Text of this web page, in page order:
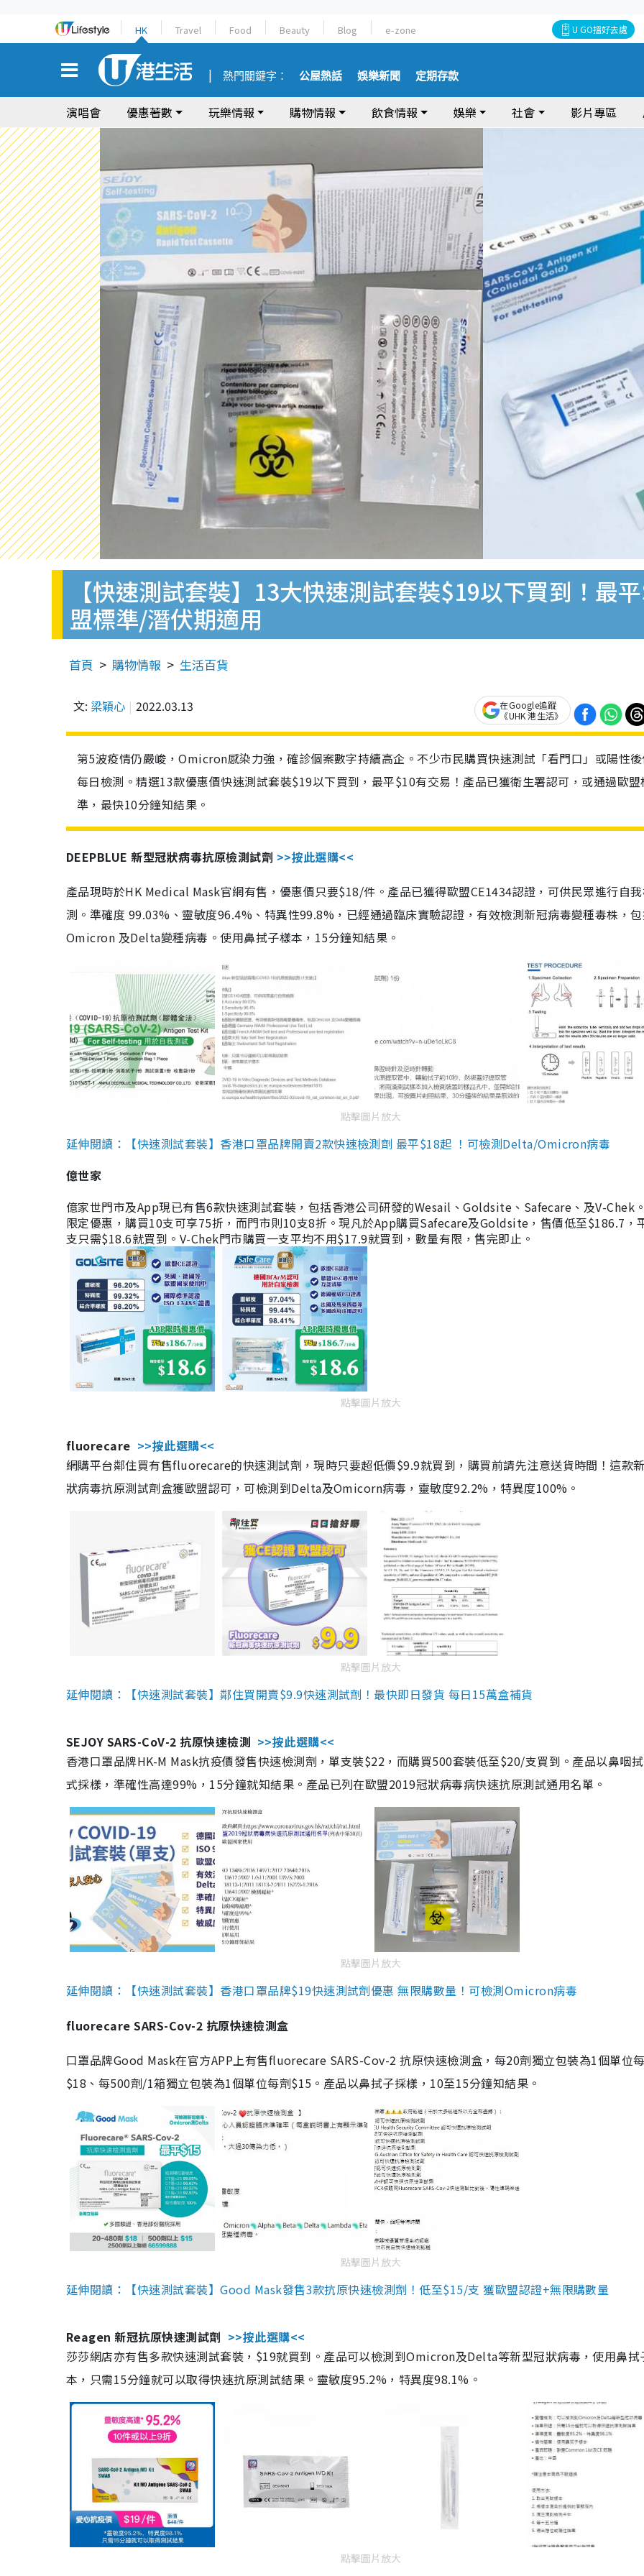
HK Travel Food Beauty Blog e-zone U GO搵好去處
熱門關鍵字： 公屋熱話 娛樂新聞 定期存款
演唱會 優惠著數 玩樂情報 購物情報 飲食情報 娛樂 社會 影片專區
【快速測試套裝】13大快速測試套裝$19以下買到！最
盟標準/潛伏期適用
首頁 購物情報 生活百貨
文: 梁穎心 2022.03.13
在Google追蹤
《UHK 港生活》
第5波疫情仍嚴峻，Omicron感染力強，確診個案數字持續高企。不少市民購買快速測試「看門口」或陽性
每日檢測。精選13款優惠價快速測試套裝$19以下買到，最平$10有交易！產品已獲衛生署認可，或通過歐盟
準，最快10分鐘知結果。
DEEPBLUE 新型冠狀病毒抗原檢測試劑 >>按此選購<<
產品現時於HK Medical Mask官網有售，優惠價只要$18/件。產品已獲得歐盟CE1434認證，可供民眾進行自
測。準確度 99.03%、靈敏度96.4%、特異性99.8%，已經通過臨床實驗認證，有效檢測新冠病毒變種毒株，
Omicron 及Delta變種病毒。使用鼻拭子樣本，15分鐘知結果。
點擊圖片放大
延伸閱讀：【快速測試套裝】香港口罩品牌開賣2款快速檢測劑 最平$18起 ！可檢測Delta/Omicron病毒
億世家
億家世門市及App現已有售6款快速測試套裝，包括香港公司研發的Wesail、Goldsite、Safecare、及V-Chek
限定優惠，購買10支可享75折，而門市則10支8折。現凡於App購買Safecare及Goldsite，售價低至$186.7，
支只需$18.6就買到。V-Chek門市購買一支平均不用$17.9就買到，數量有限，售完即止。
點擊圖片放大
fluorecare >>按此選購<<
網購平台鄰住買有售fluorecare的快速測試劑，現時只要超低價$9.9就買到，購買前請先注意送貨時間！這款
狀病毒抗原測試劑盒獲歐盟認可，可檢測到Delta及Omicorn病毒，靈敏度92.2%，特異度100%。
點擊圖片放大
延伸閱讀：【快速測試套裝】鄰住買開賣$9.9快速測試劑！最快即日發貨 每日15萬盒補貨
SEJOY SARS-CoV-2 抗原快速檢測 >>按此選購<<
香港口罩品牌HK-M Mask抗疫價發售快速檢測劑，單支裝$22，而購買500套裝低至$20/支買到。產品以鼻咽
式採樣，準確性高達99%，15分鐘就知結果。產品已列在歐盟2019冠狀病毒病快速抗原測試通用名單。
點擊圖片放大
延伸閱讀：【快速測試套裝】香港口罩品牌$19快速測試劑優惠 無限購數量！可檢測Omicron病毒
fluorecare SARS-Cov-2 抗原快速檢測盒
口罩品牌Good Mask在官方APP上有售fluorecare SARS-Cov-2 抗原快速檢測盒，每20劑獨立包裝為1個單位
$18、每500劑/1箱獨立包裝為1個單位每劑$15。產品以鼻拭子採樣，10至15分鐘知結果。
點擊圖片放大
延伸閱讀：【快速測試套裝】Good Mask發售3款抗原快速檢測劑！低至$15/支 獲歐盟認證+無限購數量
Reagen 新冠抗原快速測試劑 >>按此選購<<
莎莎網店亦有售多款快速測試套裝，$19就買到。產品可以檢測到Omicron及Delta等新型冠狀病毒，使用鼻拭
本，只需15分鐘就可以取得快速抗原測試結果。靈敏度95.2%，特異度98.1%。
點擊圖片放大